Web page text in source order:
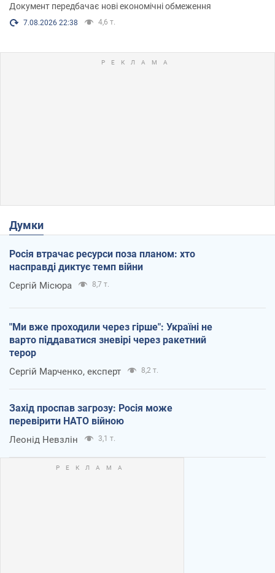
Документ передбачає нові економічні обмеження
7.08.2026 22:38 4,6 т.
Думки
Росія втрачає ресурси поза планом: хто
насправді диктує темп війни
Сергій Місюра 8,7 т.
"Ми вже проходили через гірше": Україні не
варто піддаватися зневірі через ракетний
терор
Сергій Марченко, експерт 8,2 т.
Захід проспав загрозу: Росія може
перевірити НАТО війною
Леонід Невзлін 3,1 т.